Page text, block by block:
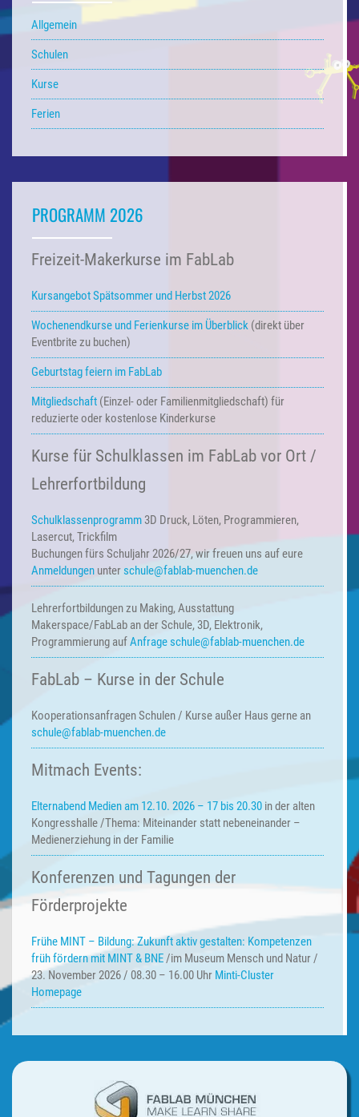
Allgemein
Schulen
Kurse
Ferien
PROGRAMM 2026
Freizeit-Makerkurse im FabLab
Kursangebot Spätsommer und Herbst 2026
Wochenendkurse und Ferienkurse im Überblick (direkt über
Eventbrite zu buchen)
Geburtstag feiern im FabLab
Mitgliedschaft (Einzel- oder Familienmitgliedschaft) für
reduzierte oder kostenlose Kinderkurse
Kurse für Schulklassen im FabLab vor Ort /
Lehrerfortbildung
Schulklassenprogramm3D Druck, Löten, Programmieren,
Lasercut, Trickfilm
Buchungen fürs Schuljahr 2026/27, wir freuen uns auf eure
Anmeldungen unterschule@fablab-muenchen.de
Lehrerfortbildungen zu Making,Ausstattung
Makerspace/FabLab an der Schule, 3D, Elektronik,
Programmierung aufAnfrage schule@fablab-muenchen.de
FabLab – Kurse in der Schule
KooperationsanfragenSchulen / Kurse außer Haus gerne an
schule@fablab-muenchen.de
Mitmach Events:
Elternabend Medien am 12.10. 2026 – 17 bis 20.30 in der alten
Kongresshalle /Thema: Miteinander statt nebeneinander –
Medienerziehung in der Familie
Konferenzen und Tagungen der
Förderprojekte
Frühe MINT – Bildung:Zukunft aktiv gestalten: Kompetenzen
früh fördern mit MINT & BNE/im Museum Mensch und Natur /
23. November 2026 / 08.30 – 16.00 Uhr Minti-Cluster
Homepage